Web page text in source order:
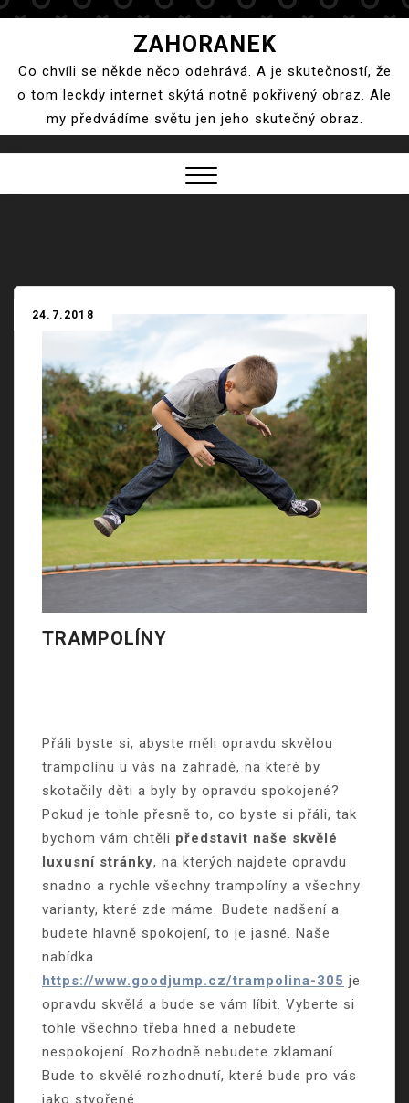
content
ZAHORANEK
Co chvíli se někde něco odehrává. A je skutečností, že
o tom leckdy internet skýtá notně pokřivený obraz. Ale
my předvádíme světu jen jeho skutečný obraz.
TRAMPOLÍNY
24.7.2018
Přáli byste si, abyste měli opravdu skvělou
trampolínu u vás na zahradě, na které by
skotačily děti a byly by opravdu spokojené?
Pokud je tohle přesně to, co byste si přáli, tak
bychom vám chtěli představit naše skvělé
luxusní stránky, na kterých najdete opravdu
snadno a rychle všechny trampolíny a všechny
varianty, které zde máme. Budete nadšení a
budete hlavně spokojení, to je jasné. Naše
nabídka
https://www.goodjump.cz/trampolina-305 je
opravdu skvělá a bude se vám líbit. Vyberte si
tohle všechno třeba hned a nebudete
nespokojení. Rozhodně nebudete zklamaní.
Bude to skvělé rozhodnutí, které bude pro vás
jako stvořené.